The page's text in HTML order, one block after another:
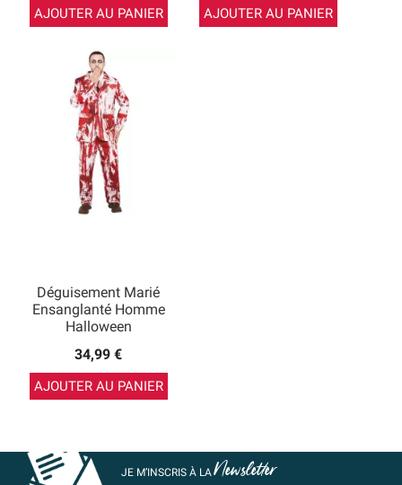
AJOUTER AU PANIER AJOUTER AU PANIER
Déguisement Marié
Ensanglanté Homme
Halloween
34,99 €
AJOUTER AU PANIER
JE M’INSCRIS À LANewsletter